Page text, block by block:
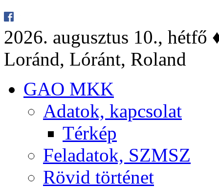
2026. au­gusz­tus 10.,
Lo­ránd, Ló­ránt, Ro­land
GAO MKK
Ada­tok, kap­cso­lat
Tér­kép
Fel­ada­tok, SZMSZ
Rö­vid tör­té­net